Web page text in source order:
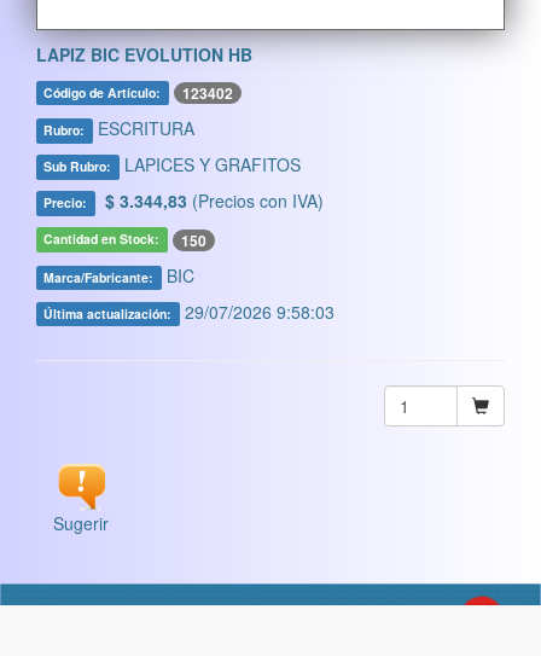
LAPIZ BIC EVOLUTION HB
Código de Artículo: 123402
Rubro: ESCRITURA
Sub Rubro: LAPICES Y GRAFITOS
Precio: $ 3.344,83 (Precios con IVA)
Cantidad en Stock: 150
Marca/Fabricante: BIC
Última actualización: 29/07/2026 9:58:03
Sugerir